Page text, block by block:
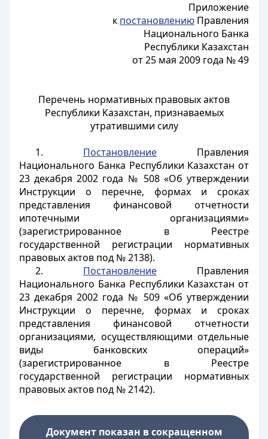
Приложение
к постановлению Правления
Национального Банка
Республики Казахстан
от 25 мая 2009 года № 49
Перечень нормативных правовых актов
Республики Казахстан, признаваемых
утратившими силу
1. ПостановлениеПравления
Национального Банка Республики Казахстан от
23 декабря 2002 года № 508 «Об утверждении
Инструкции о перечне, формах и сроках
представления финансовой отчетности
ипотечными организациями»
(зарегистрированное в Реестре
государственной регистрации нормативных
правовых актов под № 2138).
2. ПостановлениеПравления
Национального Банка Республики Казахстан от
23 декабря 2002 года № 509 «Об утверждении
Инструкции о перечне, формах и сроках
представления финансовой отчетности
организациями, осуществляющими отдельные
виды банковских операций»
(зарегистрированное в Реестре
государственной регистрации нормативных
правовых актов под № 2142).
Документ показан в сокращенном